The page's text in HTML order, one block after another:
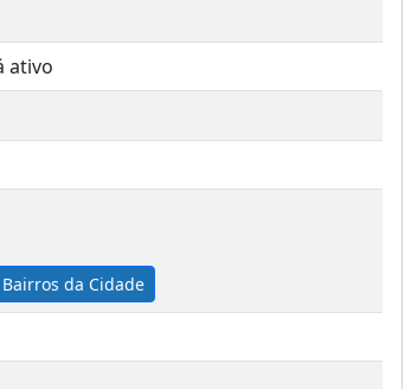
ativo
Bairros da Cidade